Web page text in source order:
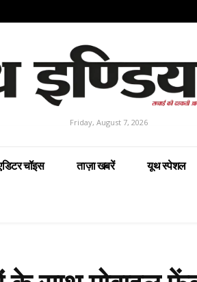
Friday, August 7, 2026
चॉइस ताज़ा खबरें यूथ स्पेशल